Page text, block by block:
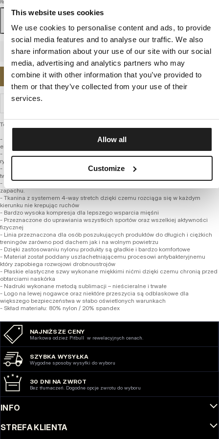
This website uses cookies
We use cookies to personalise content and ads, to provide
social media features and to analyse our traffic. We also
share information about your use of our site with our social
media, advertising and analytics partners who may
combine it with other information that you’ve provided to
them or that they’ve collected from your use of their
services.
Allow all
Customize
Rozmiar
POWIADOM MNIE O DOSTĘPNOŚCI
Techniczne kompresyjne spodenki sportowe – Compression Pro plus
- Wykonane z najwyższej jakości włókien poliamidowych z dodatkiem
elastycznej przędzy
- Znacznie szlachetniejsza mieszanka tkaniny niż powszechnie występujące na
rynku
- Termoaktywne i oddychające dzięki czemu doskonale odprowadzają ciepło z
twojej skóry, powodując uczucie przyjemnego chłodu
- Szybkoschnący materiał pomaga utrzymać higienę i nie powoduję przykrego
zapachu.
- Tkanina z systemem 4-way stretch dzięki czemu rozciąga się w każdym
kierunku nie krepując ruchów
- Bardzo wysoka kompresja dla lepszego wsparcia mięśni
- Przeznaczone do uprawiania wszystkich sportów oraz wszelkiej aktywności
fizycznej
- Linia przeznaczona dla osób poszukujących produktów do długich i ciężkich
treningów zarówno pod dachem jak i na wolnym powietrzu
- Dzięki zastosowaniu nylonu produkty są gładkie i bardzo komfortowe
- Materiał został poddany uszlachetniającemu procesowi antybakteryjnemu
który zapobiega rozwojowi drobnoustrojów
- Płaskie elastyczne szwy wykonane miękkimi nićmi dzięki czemu chronią przed
obtarciami naskórka
- Nadruki wykonane metodą sublimacji – nieścieralne i trwałe
- Logo na lewej nogawce oraz niektóre przeszycia są odblaskowe dla
większego bezpieczeństwa w słabo oświetlonych warunkach
- Skład materiału: 80% nylon / 20% spandex
NAJNIŻSZE CENY
Markowa odzież Pitbull w rewelacyjnych cenach.
SZYBKA WYSYŁKA
Wygodne sposoby wysyłki do wyboru
30 DNI NA ZWROT
Bez tłumaczeń. Dogodne opcje zwrotu do wyboru
INFO
STREFA KLIENTA